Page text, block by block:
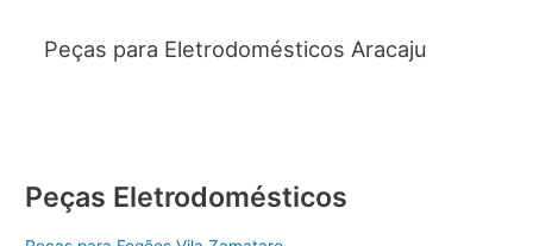
Peças para Eletrodomésticos Aracaju
Peças Eletrodomésticos